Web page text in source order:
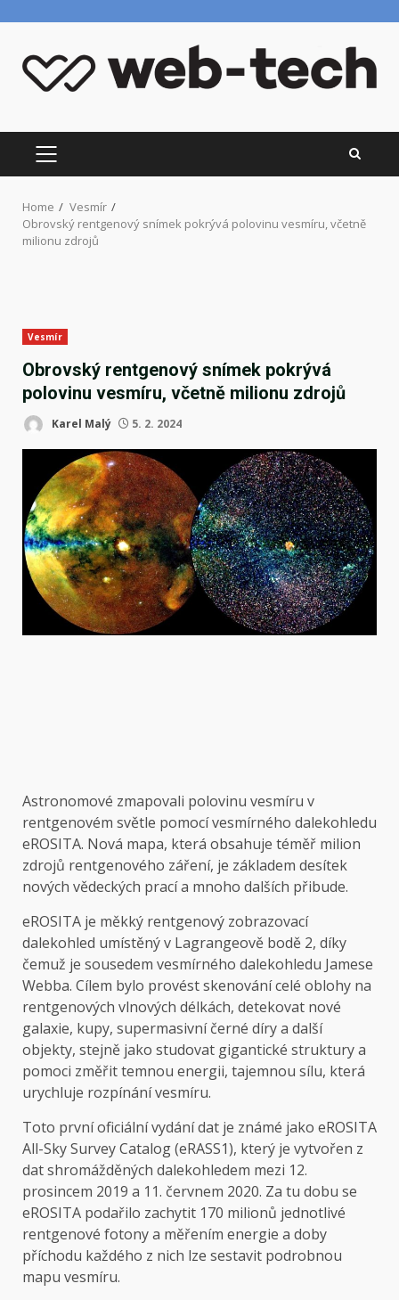
content
PRIMARY
MENU
Home
Vesmír
Obrovský rentgenový snímek pokrývá polovinu vesmíru, včetně
milionu zdrojů
Vesmír
Obrovský rentgenový snímek pokrývá
polovinu vesmíru, včetně milionu zdrojů
Karel Malý 5. 2. 2024
Astronomové zmapovali polovinu vesmíru v
rentgenovém světle pomocí vesmírného dalekohledu
eROSITA. Nová mapa, která obsahuje téměř milion
zdrojů rentgenového záření, je základem desítek
nových vědeckých prací a mnoho dalších přibude.
eROSITA je měkký rentgenový zobrazovací
dalekohled umístěný v Lagrangeově bodě 2, díky
čemuž je sousedem vesmírného dalekohledu Jamese
Webba. Cílem bylo provést skenování celé oblohy na
rentgenových vlnových délkách, detekovat nové
galaxie, kupy, supermasivní černé díry a další
objekty, stejně jako studovat gigantické struktury a
pomoci změřit temnou energii, tajemnou sílu, která
urychluje rozpínání vesmíru.
Toto první oficiální vydání dat je známé jako eROSITA
All-Sky Survey Catalog (eRASS1), který je vytvořen z
dat shromážděných dalekohledem mezi 12.
prosincem 2019 a 11. červnem 2020. Za tu dobu se
eROSITA podařilo zachytit 170 milionů jednotlivé
rentgenové fotony a měřením energie a doby
příchodu každého z nich lze sestavit podrobnou
mapu vesmíru.